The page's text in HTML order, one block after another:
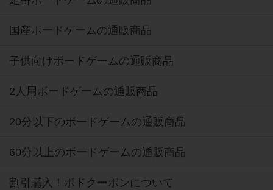
国産ボードゲームの通販商品
子供向けボードゲームの通販商品
2人用ボードゲームの通販商品
20分以下のボードゲームの通販商品
60分以上のボードゲームの通販商品
割引購入！ボドクーポンについて